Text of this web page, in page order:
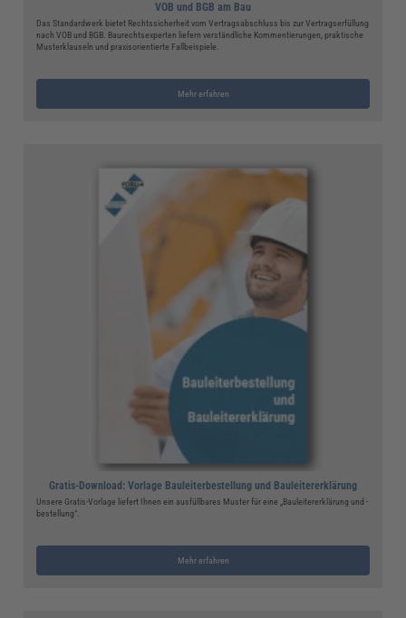
VOB und BGB am Bau
Das Standardwerk bietet Rechtssicherheit vom Vertragsabschluss bis zur Vertragserfüllung
nach VOB und BGB. Baurechtsexperten liefern verständliche Kommentierungen, praktische
Musterklauseln und praxisorientierte Fallbeispiele.
Mehr erfahren
Gratis-Download: Vorlage Bauleiterbestellung und Bauleitererklärung
Unsere Gratis-Vorlage liefert Ihnen ein ausfüllbares Muster für eine „Bauleitererklärung und -
bestellung“.
Mehr erfahren